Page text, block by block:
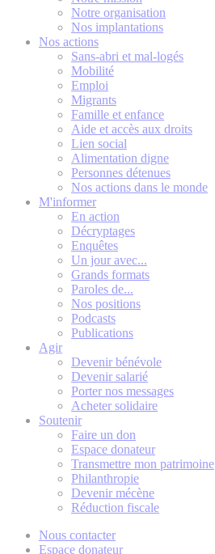
Notre organisation
Nos implantations
Nos actions
Sans-abri et mal-logés
Mobilité
Emploi
Migrants
Famille et enfance
Aide et accès aux droits
Lien social
Alimentation digne
Personnes détenues
Nos actions dans le monde
M'informer
En action
Décryptages
Enquêtes
Un jour avec...
Grands formats
Paroles de...
Nos positions
Podcasts
Publications
Agir
Devenir bénévole
Devenir salarié
Porter nos messages
Acheter solidaire
Soutenir
Faire un don
Espace donateur
Transmettre mon patrimoine
Philanthropie
Devenir mécène
Réduction fiscale
Nous contacter
Espace donateur